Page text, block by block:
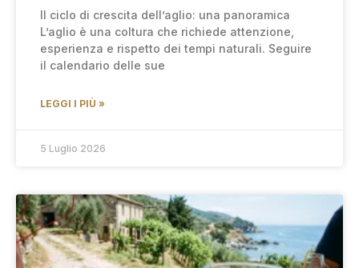
Il ciclo di crescita dell’aglio: una panoramica
L’aglio è una coltura che richiede attenzione,
esperienza e rispetto dei tempi naturali. Seguire
il calendario delle sue
LEGGI I PIÙ »
5 Luglio 2026